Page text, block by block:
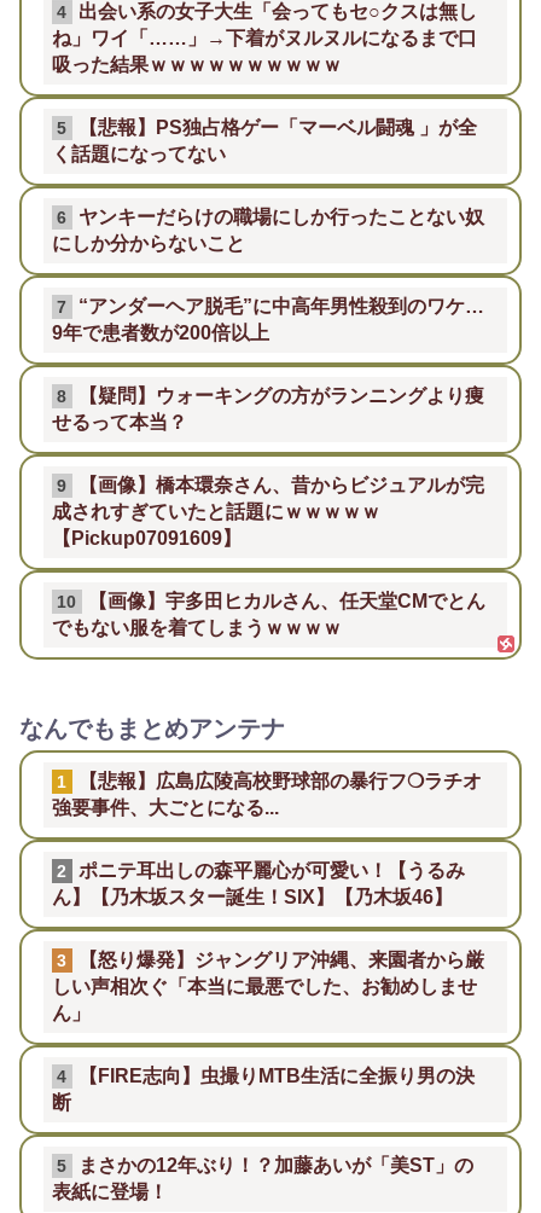
4
出会い系の女子大生「会ってもセ○クスは無し
ね」ワイ「……」→下着がヌルヌルになるまで口
吸った結果ｗｗｗｗｗｗｗｗｗｗ
5
【悲報】PS独占格ゲー「マーベル闘魂 」が全
く話題になってない
6
ヤンキーだらけの職場にしか行ったことない奴
にしか分からないこと
7
“アンダーヘア脱毛”に中高年男性殺到のワケ…
9年で患者数が200倍以上
8
【疑問】ウォーキングの方がランニングより痩
せるって本当？
9
【画像】橋本環奈さん、昔からビジュアルが完
成されすぎていたと話題にｗｗｗｗｗ
【Pickup07091609】
10
【画像】宇多田ヒカルさん、任天堂CMでとん
でもない服を着てしまうｗｗｗｗ
なんでもまとめアンテナ
1
【悲報】広島広陵高校野球部の暴行フ❍ラチオ
強要事件、大ごとになる...
2
ポニテ耳出しの森平麗心が可愛い！【うるみ
ん】【乃木坂スター誕生！SIX】【乃木坂46】
3
【怒り爆発】ジャングリア沖縄、来園者から厳
しい声相次ぐ「本当に最悪でした、お勧めしませ
ん」
4
【FIRE志向】虫撮りMTB生活に全振り男の決
断
5
まさかの12年ぶり！？加藤あいが「美ST」の
表紙に登場！